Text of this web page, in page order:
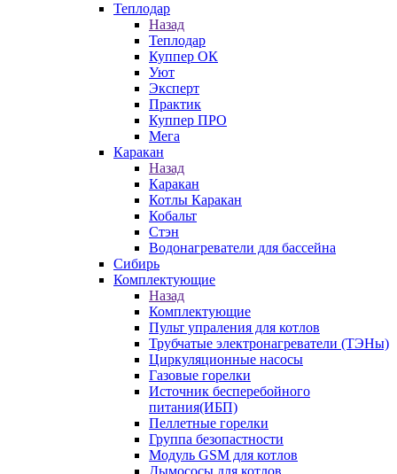
Теплодар
Назад
Теплодар
Куппер ОК
Уют
Эксперт
Практик
Куппер ПРО
Мега
Каракан
Назад
Каракан
Котлы Каракан
Кобальт
Стэн
Водонагреватели для бассейна
Сибирь
Комплектующие
Назад
Комплектующие
Пульт упраления для котлов
Трубчатые электронагреватели (ТЭНы)
Циркуляционные насосы
Газовые горелки
Источник бесперебойного
питания(ИБП)
Пеллетные горелки
Группа безопастности
Модуль GSM для котлов
Дымососы для котлов